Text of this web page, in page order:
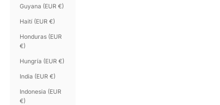
Guyana (EUR €)
Haití (EUR €)
Honduras (EUR
€)
Hungría (EUR €)
India (EUR €)
Indonesia (EUR
€)